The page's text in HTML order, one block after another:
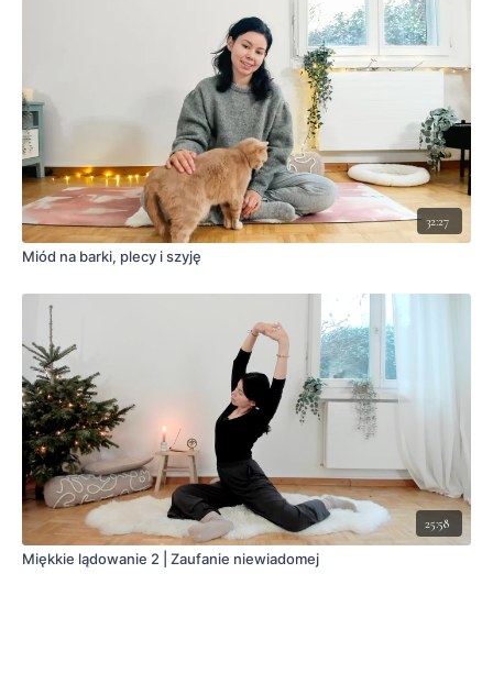
32:27
Miód na barki, plecy i szyję
25:58
Miękkie lądowanie 2 | Zaufanie niewiadomej